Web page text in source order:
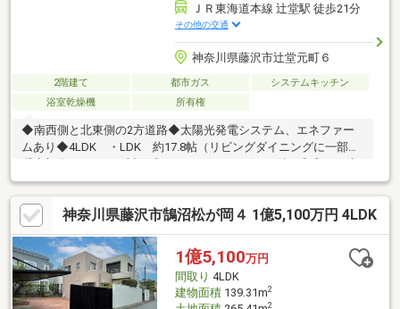
ＪＲ東海道本線 辻堂駅 徒歩21分
その他の交通
神奈川県藤沢市辻堂元町６
2階建て 都市ガス
システムキッチン
浴室乾燥機
所有権
◆南西側と北東側の2方道路◆太陽光発電システム、エネファー
ムあり◆4LDK ・LDK 約17.8帖（リビングダイニングに一部床
暖房部分あり） ・対面式キッチン ・リビング隣に和室 ・水
回りを1階にまとめた間取りです ・1616サイズのバスルー
ム ・1階、2階にトイレあり◆収納充実 ・シューズインクロー
ゼット ・小屋裏収納（約6.6帖） ・階段下収納 ・キッチンパ
ントリー ・納戸収納（約2.5帖） ・全居室収納付（ウォークイ
ンクローゼット1カ所あり）
神奈川県藤沢市鵠沼松が岡４ 1億5,100万円 4LDK
1億5,100万円
間取り 4LDK
建物面積139.31m2
2